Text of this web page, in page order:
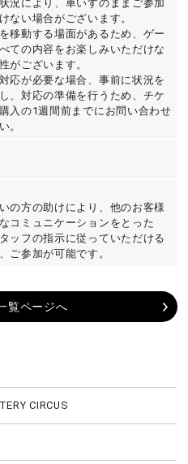
況により、車いすのままご参加
ない場合がございます。
移動する場面があるため、ゲー
ての内容をお楽しみいただけな
がございます。
応が必要な場合、事前に状況を
、対応の準備を行うため、チケ
入の1週間前までにお問い合わせ
。
の方の助けにより、他のお客様
コミュニケーションをとった
ッフの指示に従っていただける
ご参加が可能です。
覧ページへ
CIRCUS